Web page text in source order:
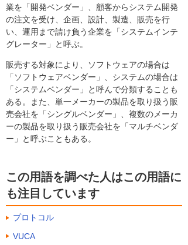
業を「開発ベンダー」、顧客からシステム開発
の注文を受け、企画、設計、製造、販売を行
い、運用まで請け負う企業を「システムインテ
グレーター」と呼ぶ。
販売する対象により、ソフトウェアの場合は
「ソフトウェアベンダー」、システムの場合は
「システムベンダー」と呼んで分類することも
ある。また、単一メーカーの製品を取り扱う販
売会社を「シングルベンダー」、複数のメーカ
ーの製品を取り扱う販売会社を「マルチベンダ
ー」と呼ぶこともある。
この用語を調べた人はこの用語に
も注目しています
プロトコル
VUCA